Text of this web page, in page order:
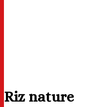
Riz nature